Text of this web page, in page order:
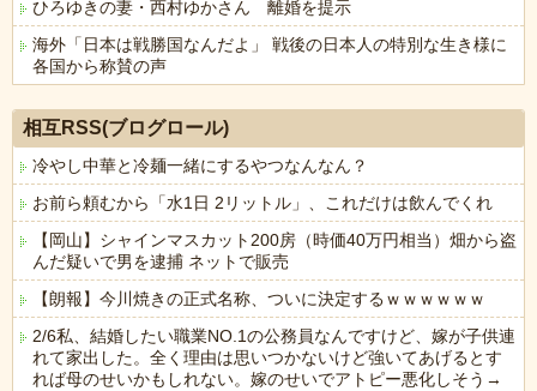
ひろゆきの妻・西村ゆかさん 離婚を提示
海外「日本は戦勝国なんだよ」 戦後の日本人の特別な生き様に
各国から称賛の声
相互RSS(ブログロール)
冷やし中華と冷麺一緒にするやつなんなん？
お前ら頼むから「水1日 2リットル」、これだけは飲んでくれ
【岡山】シャインマスカット200房（時価40万円相当）畑から盗
んだ疑いで男を逮捕 ネットで販売
【朗報】今川焼きの正式名称、ついに決定するｗｗｗｗｗｗ
2/6私、結婚したい職業NO.1の公務員なんですけど、嫁が子供連
れて家出した。全く理由は思いつかないけど強いてあげるとす
れば母のせいかもしれない。嫁のせいでアトピー悪化しそう→